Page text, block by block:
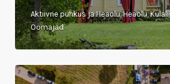
Aktiivne puhkus ja Heaolu, Heaolu,
Öömajad